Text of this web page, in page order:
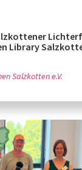
Library
Salzkotten e.V.